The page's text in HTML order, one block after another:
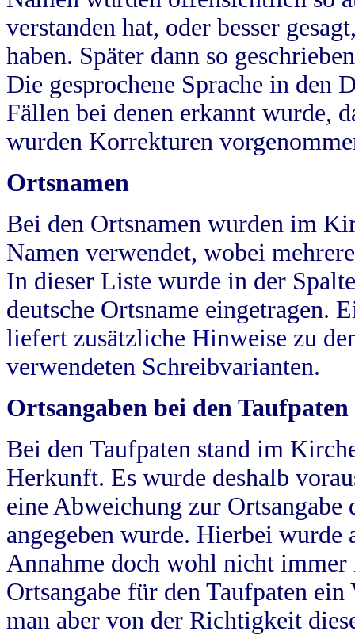
verstanden hat, oder besser
haben. Später dann so
Die gesprochene Sprache in
Fällen bei denen erkannt wurde,
wurden Korrekturen
Ortsnamen
Bei den Ortsnamen wurden im
Namen verwendet, wobei
In dieser Liste wurde in der
deutsche Ortsname eingetragen.
liefert zusätzliche Hinweise zu
verwendeten Schreibvarianten.
Ortsangaben bei den Taufpaten
Bei den Taufpaten stand im
Herkunft. Es wurde deshalb
eine Abweichung zur
angegeben wurde. Hierbei wurde
Annahme doch wohl nicht
Ortsangabe für den Taufpaten
man aber von der Richtigkeit